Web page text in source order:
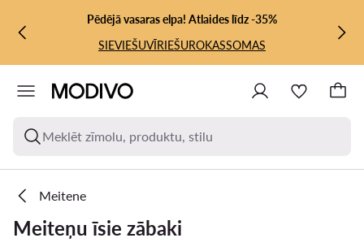
PĀRIET UZ GALVENO SATURU
PĀRIET UZ MEKLĒŠANUPēdējā vasaras elpa! Atlaides līdz -35%
SIEVIEŠUVĪRIEŠUROKASSOMAS
Meklēt zīmolu, produktu, stilu
Meitene
Meiteņu īsie zābaki